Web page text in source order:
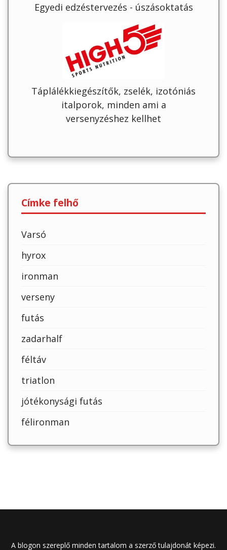
Egyedi edzéstervezés - úszásoktatás
Táplálékkiegészítők, zselék, izotóniás
italporok, minden ami a
versenyzéshez kellhet
Címke felhő
Varsó
hyrox
ironman
verseny
futás
zadarhalf
féltáv
triatlon
jótékonysági futás
félironman
A blogon szereplő minden tartalom a szerző tulajdonát képezi.